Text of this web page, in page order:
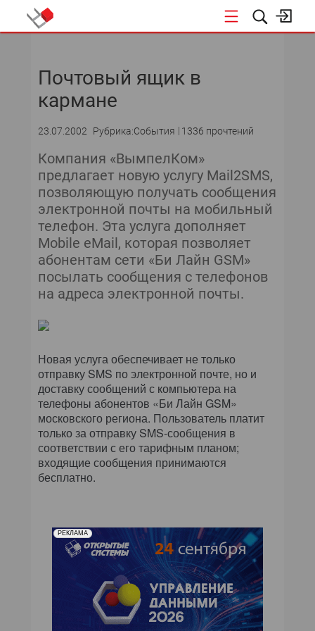
Почтовый ящик в
кармане
23.07.2002 Рубрика:События 1336 прочтений
Компания «ВымпелКом»
предлагает новую услугу Mail2SMS,
позволяющую получать сообщения
электронной почты на мобильный
телефон. Эта услуга дополняет
Mobile eMail, которая позволяет
абонентам сети «Би Лайн GSM»
посылать сообщения c телефонов
на адреса электронной почты.
Новая услуга обеспечивает не только
отправку SMS по электронной почте, но и
доставку сообщений с компьютера на
телефоны абонентов «Би Лайн GSM»
московского региона. Пользователь платит
только за отправку SMS-сообщения в
соответствии с его тарифным планом;
входящие сообщения принимаются
бесплатно.
РЕКЛАМА